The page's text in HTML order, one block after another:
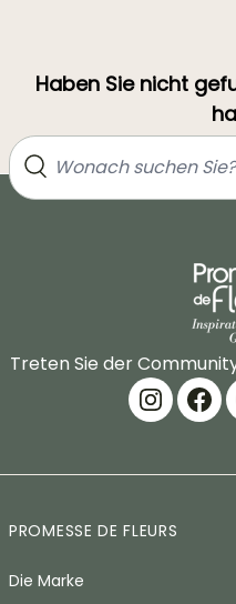
Haben Sie nicht
Treten Sie der
PROMESSE DE FLEURS
Die Marke